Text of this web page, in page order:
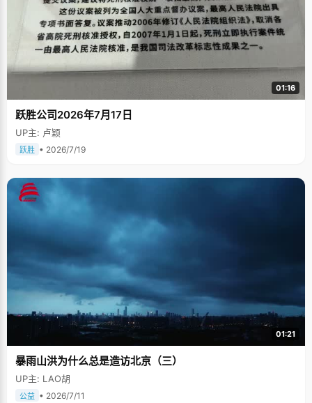
01:16
跃胜公司2026年7月17日
UP主: 卢颖
跃胜 • 2026/7/19
01:21
暴雨山洪为什么总是造访北京（三）
UP主: LAO胡
公益 • 2026/7/11